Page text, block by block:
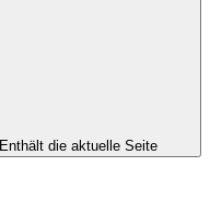
Enthält die aktuelle Seite